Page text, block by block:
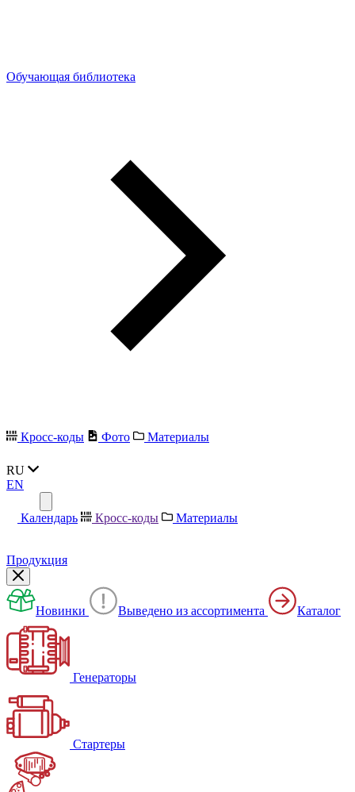
Обучающая библиотека
Кросс-коды Фото Материалы
RU
EN
Календарь Кросс-коды Материалы
Продукция
Новинки Выведено из ассортимента Каталог
Генераторы
Стартеры